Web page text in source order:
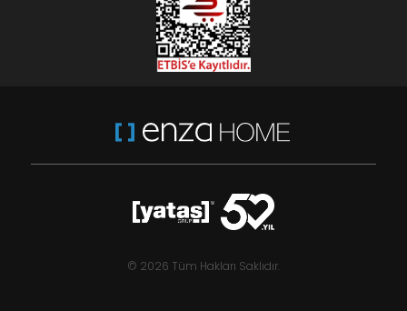
© 2026 Tüm Hakları Saklıdır.